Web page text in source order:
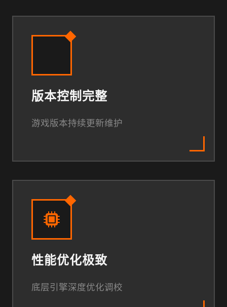
版本控制完整
游戏版本持续更新维护
性能优化极致
底层引擎深度优化调校